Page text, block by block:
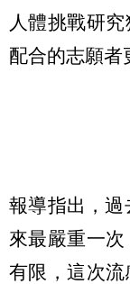
人體挑戰研
配合的志願者
報導指出，
來最嚴重一
有限，這次